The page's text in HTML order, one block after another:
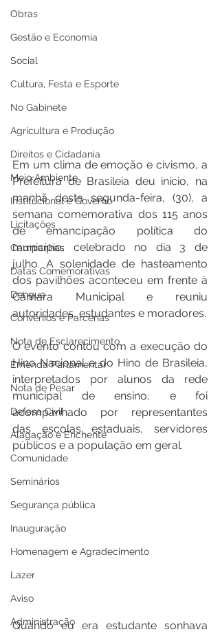
Obras
Gestão e Economia
Social
Cultura, Festa e Esporte
No Gabinete
Agricultura e Produção
Direitos e Cidadania
Meio Ambiente
Institucional e Governo
Licitações
Campanhas
Datas Comemorativas
Dengue
Convênios e Parcerias
Nota de Esclarecimento
Emenda Parlamentar
Nota de Pesar
Defesa Civil
Alagação e Enchente
Comunidade
Seminários
Segurança pública
Inauguração
Homenagem e Agradecimento
Lazer
Aviso
Administração
Em um clima de emoção e civismo, a
Prefeitura de Brasileia deu início, na
manhã desta segunda-feira, (30), a
semana comemorativa dos 115 anos
de emancipação política do
município, celebrado no dia 3 de
julho. A solenidade de hasteamento
dos pavilhões aconteceu em frente à
Câmara Municipal e reuniu
autoridades, estudantes e moradores.
O evento contou com a execução do
Hino Nacional e do Hino de Brasileia,
interpretados por alunos da rede
municipal de ensino, e foi
acompanhado por representantes
das escolas estaduais, servidores
públicos e a população em geral.
Quando eu era estudante sonhava